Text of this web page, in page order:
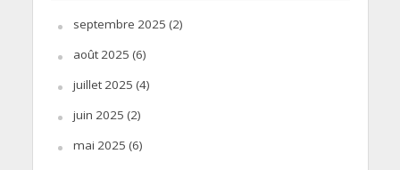
septembre 2025 (2)
août 2025 (6)
juillet 2025 (4)
juin 2025 (2)
mai 2025 (6)